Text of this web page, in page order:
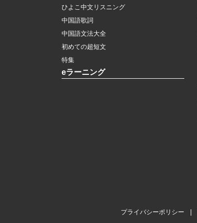
ひよこ中文リスニング
中国語歌詞
中国語文法大全
初めての超短文
特集
eラーニング
プライバシーポリシー